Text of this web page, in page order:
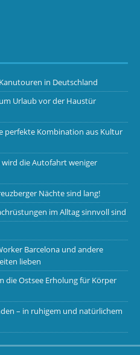
in Deutschland
Urlaub vor der Haustür
perfekte Kombination aus Kultur
wird die Autofahrt weniger
Nächte sind lang!
im Alltag sinnvoll sind
Barcelona und andere
lieben
die Ostsee Erholung für Körper
– in ruhigem und natürlichem